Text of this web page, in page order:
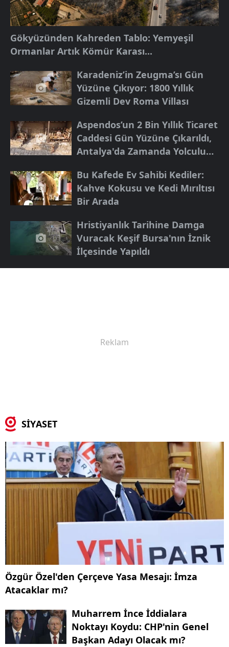
Gökyüzünden Kahreden Tablo: Yemyeşil
Ormanlar Artık Kömür Karası...
Karadeniz’in Zeugma’sı Gün
Yüzüne Çıkıyor: 1800 Yıllık
Gizemli Dev Roma Villası
Aspendos’un 2 Bin Yıllık Ticaret
Caddesi Gün Yüzüne Çıkarıldı,
Antalya'da Zamanda Yolculuk
Bu Kafede Ev Sahibi Kediler:
Kahve Kokusu ve Kedi Mırıltısı
Bir Arada
Hristiyanlık Tarihine Damga
Vuracak Keşif Bursa'nın İznik
İlçesinde Yapıldı
SİYASET
Özgür Özel'den Çerçeve Yasa Mesajı: İmza
Atacaklar mı?
Muharrem İnce İddialara
Noktayı Koydu: CHP'nin Genel
Başkan Adayı Olacak mı?